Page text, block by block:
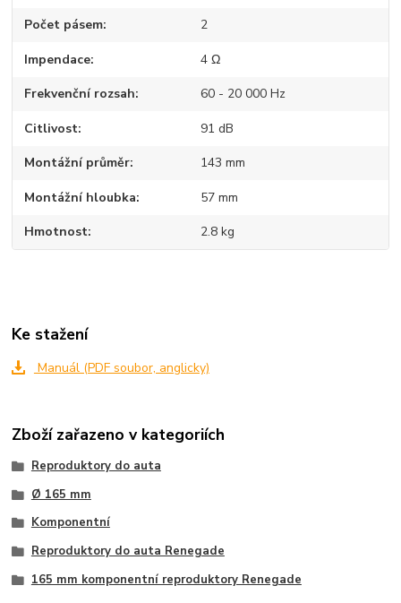
Počet pásem 2
Impendace 4 Ω
Frekvenční rozsah 60 - 20 000 Hz
Citlivost 91 dB
Montážní průměr 143 mm
Montážní hloubka 57 mm
Hmotnost 2.8 kg
Ke stažení
Manuál (PDF soubor, anglicky)
Zboží zařazeno v kategoriích
Reproduktory do auta
Ø 165 mm
Komponentní
Reproduktory do auta Renegade
165 mm komponentní reproduktory Renegade